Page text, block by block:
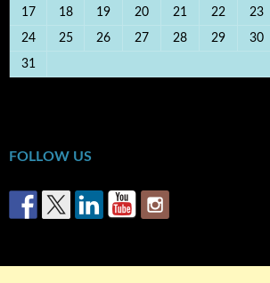
17 18 19 20 21 22 23
24 25 26 27 28 29 30
31
FOLLOW US